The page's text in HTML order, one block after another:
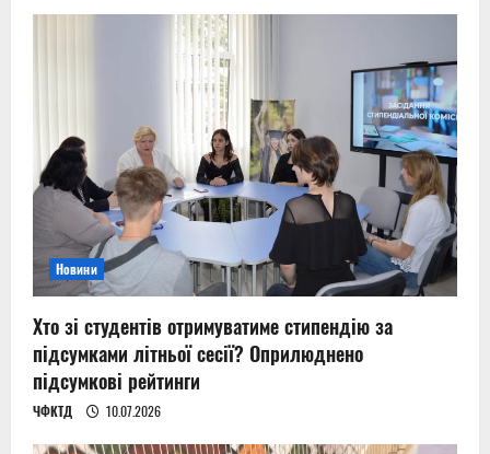
Новини
Хто зі студентів отримуватиме стипендію за
підсумками літньої сесії? Оприлюднено
підсумкові рейтинги
ЧФКТД 10.07.2026